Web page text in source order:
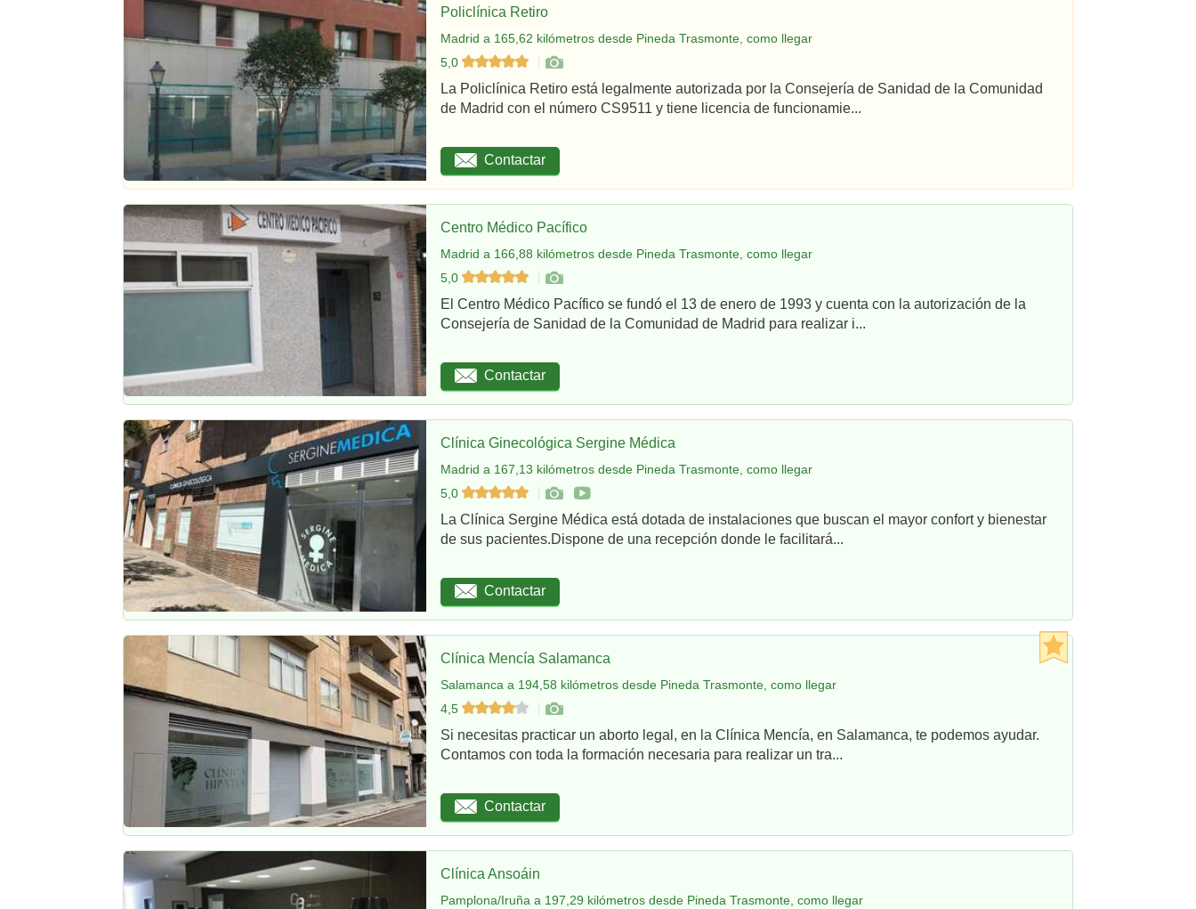
Policlínica Retiro
Madrid a 165,62 kilómetros desde Pineda Trasmonte, como llegar
5,0
La Policlínica Retiro está legalmente autorizada por la Consejería de Sanidad de la Comunidad
de Madrid con el número CS9511 y tiene licencia de funcionamie...
Contactar
Centro Médico Pacífico
Madrid a 166,88 kilómetros desde Pineda Trasmonte, como llegar
5,0
El Centro Médico Pacífico se fundó el 13 de enero de 1993 y cuenta con la autorización de la
Consejería de Sanidad de la Comunidad de Madrid para realizar i...
Contactar
Clínica Ginecológica Sergine Médica
Madrid a 167,13 kilómetros desde Pineda Trasmonte, como llegar
5,0
La Clínica Sergine Médica está dotada de instalaciones que buscan el mayor confort y bienestar
de sus pacientes.Dispone de una recepción donde le facilitará...
Contactar
Clínica Mencía Salamanca
Salamanca a 194,58 kilómetros desde Pineda Trasmonte, como llegar
4,5
Si necesitas practicar un aborto legal, en la Clínica Mencía, en Salamanca, te podemos ayudar.
Contamos con toda la formación necesaria para realizar un tra...
Contactar
Clínica Ansoáin
Pamplona/Iruña a 197,29 kilómetros desde Pineda Trasmonte, como llegar